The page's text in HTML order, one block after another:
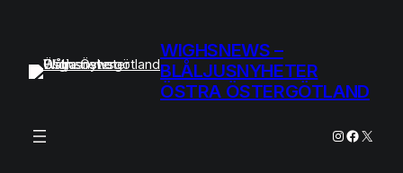
WIGHSNEWS –
BLÅLJUSNYHETER
ÖSTRA ÖSTERGÖTLAND
Instagram
X